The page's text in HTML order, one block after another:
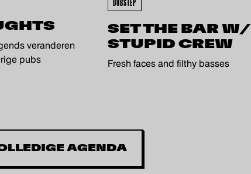
veranderen
pubs
DUBSTEP
SET THE BAR W/
STUPID CREW
Fresh faces and filthy basses
AGENDA